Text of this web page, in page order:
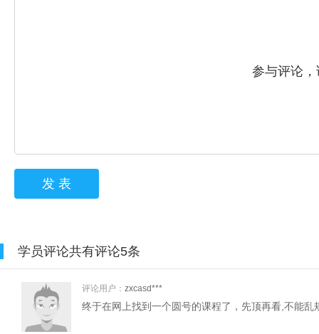
参与评论，
发 表
学员评论共有评论5条
评论用户： zxcasd***
终于在网上找到一个圆号的课程了，先顶再看,不能乱